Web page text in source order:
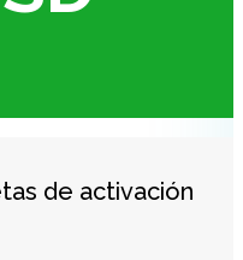
de activación